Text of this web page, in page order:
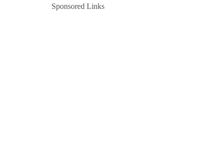
Sponsored Links